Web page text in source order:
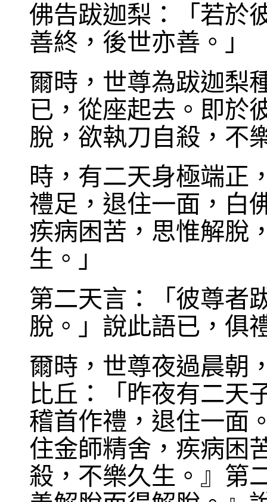
佛告跋迦梨：「若於
善終，後世亦善。」
爾時，世尊為跋迦梨
已，從座起去。即於
脫，欲執刀自殺，不
時，有二天身極端正
禮足，退住一面，白
疾病困苦，思惟解脫
生。」
第二天言：「彼尊者
脫。」說此語已，俱
爾時，世尊夜過晨朝
比丘：「昨夜有二天
稽首作禮，退住一面
住金師精舍，疾病困
殺，不樂久生。』第